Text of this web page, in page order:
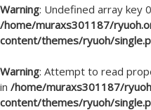
Warning: Undefined array key
/home/muraxs301187/
content/themes/ryuoh/
Warning: Attempt to read
in /home/muraxs301187/
content/themes/ryuoh/